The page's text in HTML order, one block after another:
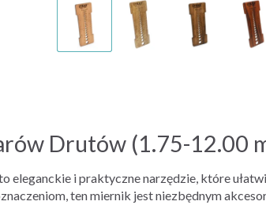
Drutów (1.75-12.00
eleganckie i praktyczne narzędzie, które
ten miernik jest niezbędnym